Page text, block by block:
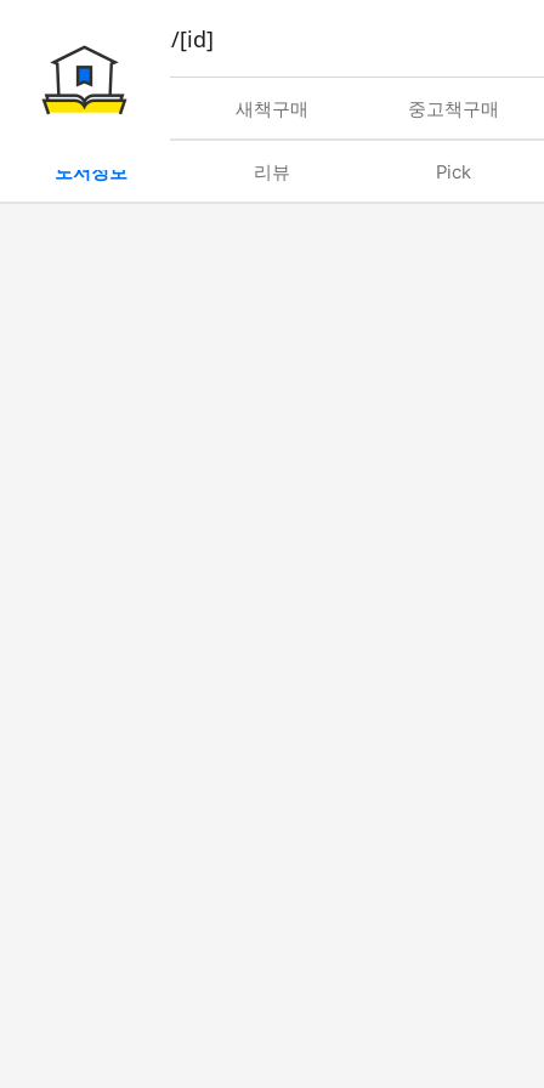
book/rent/[id]
대여 새책구매 중고책구매
도서정보 리뷰 Pick